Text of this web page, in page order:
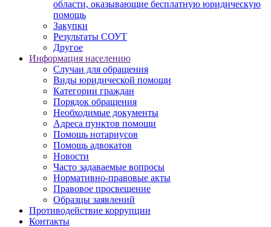
области, оказывающие бесплатную юридическую
помощь
Закупки
Результаты СОУТ
Другое
Информация населению
Случаи для обращения
Виды юридической помощи
Категории граждан
Порядок обращения
Необходимые документы
Адреса пунктов помощи
Помощь нотариусов
Помощь адвокатов
Новости
Часто задаваемые вопросы
Нормативно-правовые акты
Правовое просвещение
Образцы заявлений
Противодействие коррупции
Контакты